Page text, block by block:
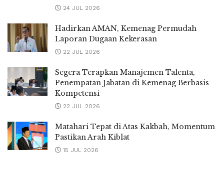
24 JUL 2026
Hadirkan AMAN, Kemenag Permudah
Laporan Dugaan Kekerasan
22 JUL 2026
Segera Terapkan Manajemen Talenta,
Penempatan Jabatan di Kemenag Berbasis
Kompetensi
22 JUL 2026
Matahari Tepat di Atas Kakbah, Momentum
Pastikan Arah Kiblat
15 JUL 2026